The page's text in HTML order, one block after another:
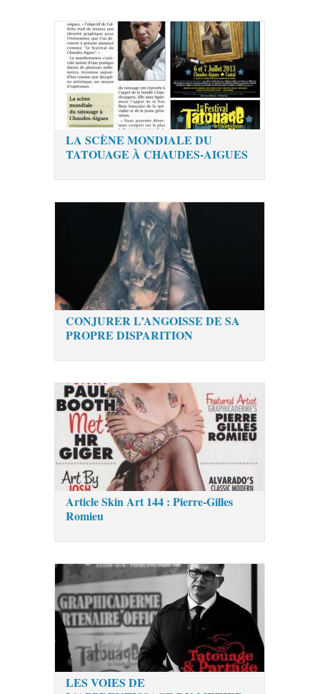
LA SCÈNE MONDIALE DU
TATOUAGE À CHAUDES-AIGUES
CONJURER L’ANGOISSE DE SA
PROPRE DISPARITION
Article Skin Art 144 : Pierre-Gilles
Romieu
LES VOIES DE